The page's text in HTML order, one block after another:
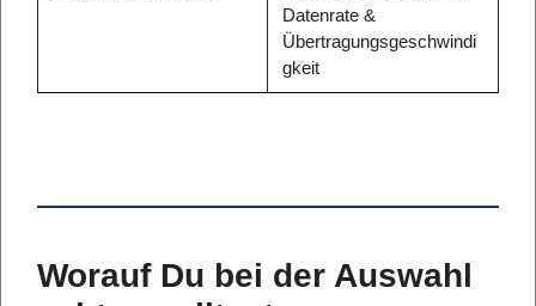
Datenrate &
Übertragungsgeschwindi
gkeit
Worauf Du bei der Auswahl